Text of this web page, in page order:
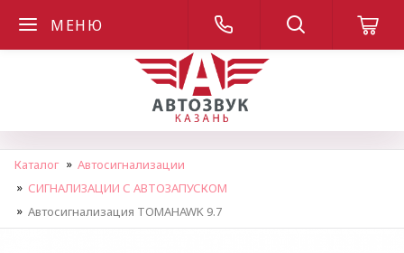
МЕНЮ
Каталог
Автосигнализации
СИГНАЛИЗАЦИИ С АВТОЗАПУСКОМ
Автосигнализация TOMAHAWK 9.7